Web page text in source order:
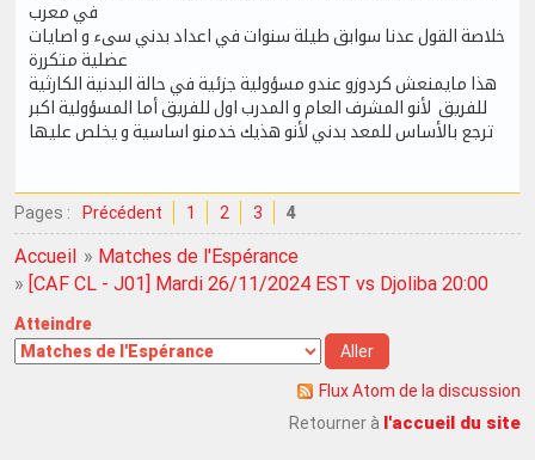
في معرب
خلاصة القول عدنا سوابق طيلة سنوات في اعداد بدني سىء و اصايات
عضلية متكررة
هذا مايمنعش كردوزو عندو مسؤولية جزئية في حالة البدنية الكارثية
للفريق لأنو المشرف العام و المدرب اول للفريق أما المسؤولية اكبر
ترجع بالأساس للمعد بدني لأنو هذيك خدمنو اساسية و يخلص عليها
Pages : Précédent 1 2 3 4
Accueil » Matches de l'Espérance
» [CAF CL - J01] Mardi 26/11/2024 EST vs Djoliba 20:00
Atteindre
Flux Atom de la discussion
Retourner à l'accueil du site